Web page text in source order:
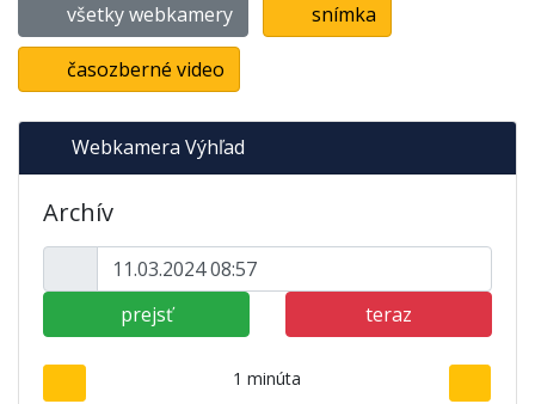
všetky webkamery snímka
časozberné video
Webkamera Výhľad
Archív
prejsť teraz
1 minúta